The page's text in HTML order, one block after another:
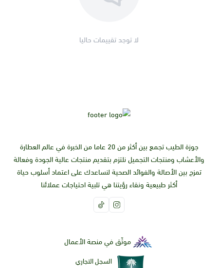
لا توجد تقييمات حاليا
جوزة الطيب تجمع بين أكثر من 20 عاما من الخبرة في عالم العطارة
والأعشاب ومنتجات التجميل نلتزم بتقديم منتجات عالية الجودة وفعالة
تمزج بين الأصالة والفوائد الصحية لنساعدك على اعتماد أسلوب حياة
أكثر طبيعية ونقاء رؤيتنا هي تلبية احتياجات عملائنا
موثّق في منصة الأعمال
السجل التجاري